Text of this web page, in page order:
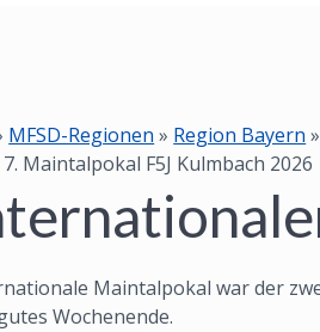
MFSD-Regionen » Region Bayern »
Maintalpokal F5J Kulmbach 2026
Maintalpokal war der
Wochenende.